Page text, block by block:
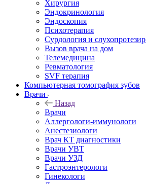
Хирургия
Эндокринология
Эндоскопия
Психотерапия
Сурдология и
Вызов врача на дом
Телемедицина
Ревматология
SVF терапия
Компьютерная томография зубов
Врачи
Назад
Врачи
Аллергологи-иммунологи
Анестезиологи
Врач КТ диагностики
Врачи УВТ
Врачи УЗД
Гастроэнтерологи
Гинекологи